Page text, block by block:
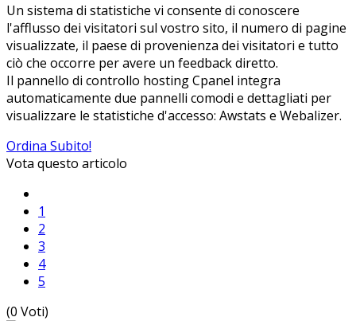
Un sistema di statistiche vi consente di conoscere
l'afflusso dei visitatori sul vostro sito, il numero di pagine
visualizzate, il paese di provenienza dei visitatori e tutto
ciò che occorre per avere un feedback diretto.
Il pannello di controllo hosting Cpanel integra
automaticamente due pannelli comodi e dettagliati per
visualizzare le statistiche d'accesso: Awstats e Webalizer.
Ordina Subito!
Vota questo articolo
1
2
3
4
5
(0 Voti)